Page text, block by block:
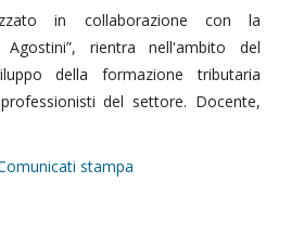
in collaborazione con la
Agostini”, rientra nell'ambito del
della formazione tributaria
del settore. Docente,
stampa